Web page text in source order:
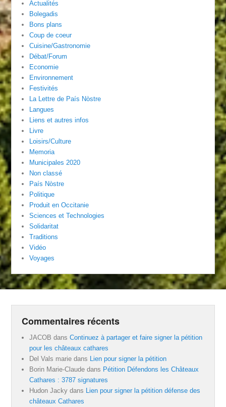
Actualités
Bolegadis
Bons plans
Coup de coeur
Cuisine/Gastronomie
Débat/Forum
Economie
Environnement
Festivités
La Lettre de País Nòstre
Langues
Liens et autres infos
Livre
Loisirs/Culture
Memoria
Municipales 2020
Non classé
País Nòstre
Politique
Produit en Occitanie
Sciences et Technologies
Solidaritat
Traditions
Vidéo
Voyages
Commentaires récents
JACOB dansContinuez à partager et faire signer la pétition
pour les châteaux cathares
Del Vals marie dans
Lien pour signer la pétition
Borin Marie-Claude dans Pétition Défendons les Châteaux
Cathares : 3787 signatures
Hudon Jacky dans
Lien pour signer la pétition défense des
châteaux Cathares